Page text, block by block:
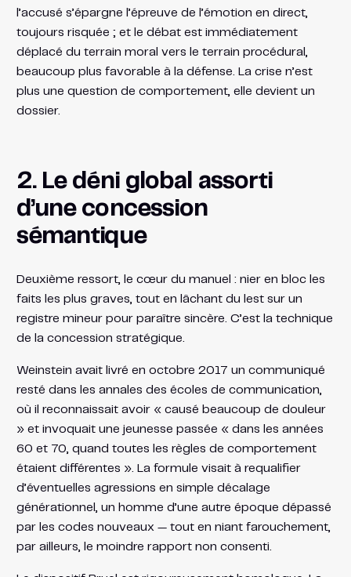
l’accusé s’épargne l’épreuve de l’émotion en direct,
toujours risquée ; et le débat est immédiatement
déplacé du terrain moral vers le terrain procédural,
beaucoup plus favorable à la défense. La crise n’est
plus une question de comportement, elle devient un
dossier.
2. Le déni global assorti
d’une concession
sémantique
Deuxième ressort, le cœur du manuel : nier en bloc les
faits les plus graves, tout en lâchant du lest sur un
registre mineur pour paraître sincère. C’est la technique
de la concession stratégique.
Weinstein avait livré en octobre 2017 un communiqué
resté dans les annales des écoles de communication,
où il reconnaissait avoir « causé beaucoup de douleur
» et invoquait une jeunesse passée « dans les années
60 et 70, quand toutes les règles de comportement
étaient différentes ». La formule visait à requalifier
d’éventuelles agressions en simple décalage
générationnel, un homme d’une autre époque dépassé
par les codes nouveaux — tout en niant farouchement,
par ailleurs, le moindre rapport non consenti.